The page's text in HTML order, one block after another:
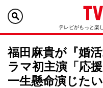
テレビがもっと楽
福田麻貴が『婚
ラマ初主演「応
一生懸命演じた